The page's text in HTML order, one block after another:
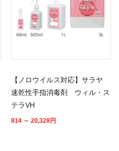
【ノロウイルス対応】サラヤ
速乾性手指消毒剤 ウィル・ス
テラVH
814 ～ 20,328円